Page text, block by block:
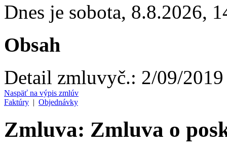
Dnes je sobota, 8.8.2026,
Obsah
Detail zmluvyč.: 2/09/2019
Naspäť na výpis zmlúv
Faktúry | Objednávky
Zmluva: Zmluva o